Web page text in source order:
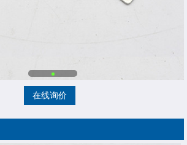
在线询价